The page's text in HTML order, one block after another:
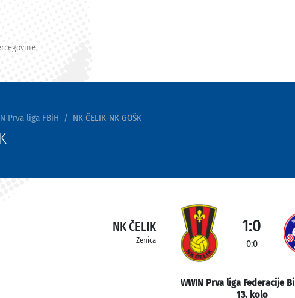
Prva liga FBiH NK ČELIK-NK GOŠK
NK ČELIK
Zenica
1:0
0:0
WWIN Prva liga Federacije
13. kolo